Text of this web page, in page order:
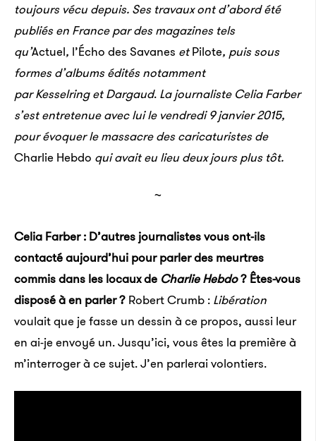
toujours vécu depuis. Ses travaux ont d’abord été
publiés en France par des magazines tels
qu’Actuel, l’Écho des Savanes etPilote, puis sous
formes d’albums édités notamment
parKesselring etDargaud. La journaliste Celia Farber
s’est entretenue avec lui le vendredi 9 janvier 2015,
pour évoquer le massacre des caricaturistes de
Charlie Hebdo qui avait eu lieu deux jours plus tôt.
~
Celia Farber : D’autres journalistes vous ont-ils
contacté aujourd’hui pour parler des meurtres
commis dans les locaux de Charlie Hebdo? Êtes-vous
disposé à en parler ? Robert Crumb : Libération
voulait que je fasse un dessin à ce propos, aussi leur
en ai-je envoyé un. Jusqu’ici, vous êtes la première à
m’interroger à ce sujet. J’en parlerai volontiers.